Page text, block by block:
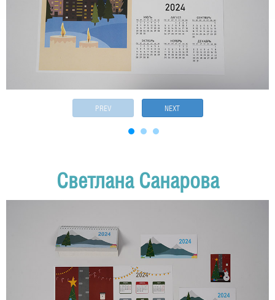
PREV NEXT
Светлана Санарова